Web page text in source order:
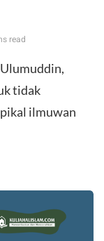
read
tidak
ilmuwan